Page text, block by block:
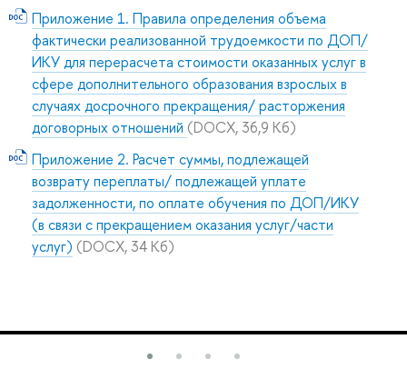
Приложение 1. Правила определения объема
фактически реализованной трудоемкости по ДОП/
ИКУ для перерасчета стоимости оказанных услуг в
сфере дополнительного образования взрослых в
случаях досрочного прекращения/ расторжения
договорных отношений (DOCX, 36,9 Кб)
Приложение 2. Расчет суммы, подлежащей
возврату переплаты/ подлежащей уплате
задолженности, по оплате обучения по ДОП/ИКУ
(в связи с прекращением оказания услуг/части
услуг) (DOCX, 34 Кб)